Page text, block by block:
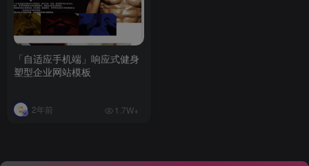
「自适应手机端」响应式健身
塑型企业网站模板
2年前 1.7W+